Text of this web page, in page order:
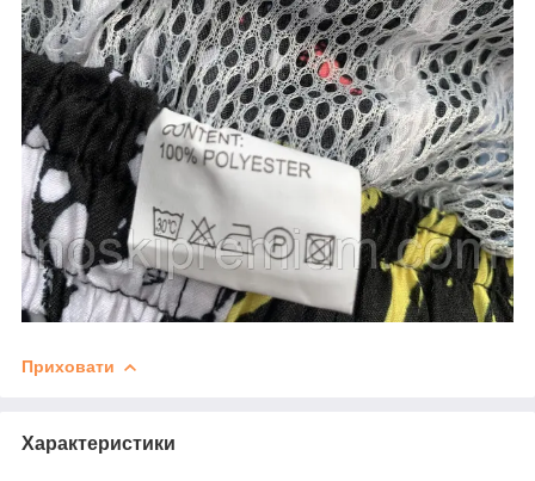
Приховати
Характеристики